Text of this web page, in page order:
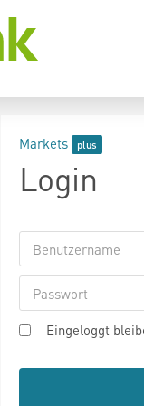
Markets
Login
Eingeloggt